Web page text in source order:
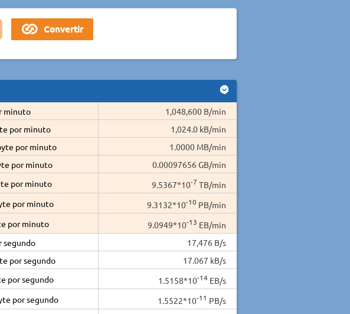
minuto
1,048,600 B/min
por minuto
1,024.0 kB/min
por minuto
1.0000 MB/min
por minuto
0.00097656 GB/min
por minuto
9.5367*10-7 TB/min
por minuto
9.3132*10-10 PB/min
por minuto
9.0949*10-13 EB/min
segundo
17,476 B/s
por segundo
17.067 kB/s
por segundo
1.5158*10-14EB/s
por segundo
1.5522*10-11 PB/s